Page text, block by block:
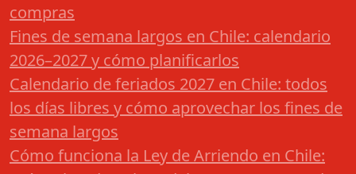
compras
Fines de semana largos en Chile: calendario
2026–2027 y cómo planificarlos
Calendario de feriados 2027 en Chile: todos
los días libres y cómo aprovechar los fines de
semana largos
Cómo funciona la Ley de Arriendo en Chile: